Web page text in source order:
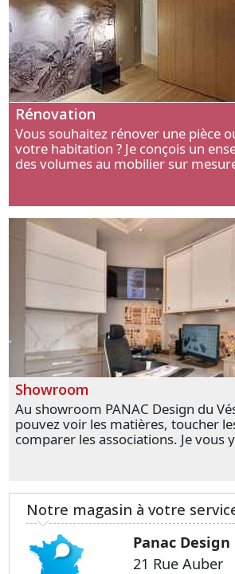
Rénovation
Vous souhaitez rénover une pièce
votre habitation ? Je conçois un
des volumes au mobilier sur
Showroom
Au showroom PANAC Design du
pouvez voir les matières, toucher
comparer les associations. Je vous
personnellement pour parler de
transformer vos premières idées
Notre magasin à votre
Panac Design
21 Rue Auber